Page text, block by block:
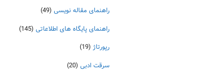
راهنمای مقاله نویسی (49)
راهنمای پایگاه های اطلاعاتی (145)
رپورتاژ (19)
سرقت ادبی (20)